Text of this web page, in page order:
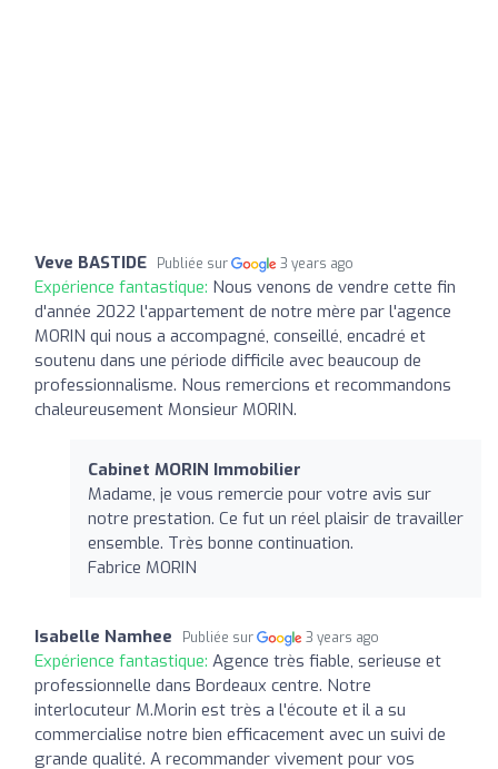
Veve BASTIDE Publiée sur 3 years ago
Expérience fantastique: Nous venons de vendre cette fin
d'année 2022 l'appartement de notre mère par l'agence
MORIN qui nous a accompagné, conseillé, encadré et
soutenu dans une période difficile avec beaucoup de
professionnalisme. Nous remercions et recommandons
chaleureusement Monsieur MORIN.
Cabinet MORIN Immobilier
Madame, je vous remercie pour votre avis sur
notre prestation. Ce fut un réel plaisir de travailler
ensemble. Très bonne continuation.
Fabrice MORIN
Isabelle Namhee Publiée sur 3 years ago
Expérience fantastique: Agence très fiable, serieuse et
professionnelle dans Bordeaux centre. Notre
interlocuteur M.Morin est très a l'écoute et il a su
commercialise notre bien efficacement avec un suivi de
grande qualité. A recommander vivement pour vos